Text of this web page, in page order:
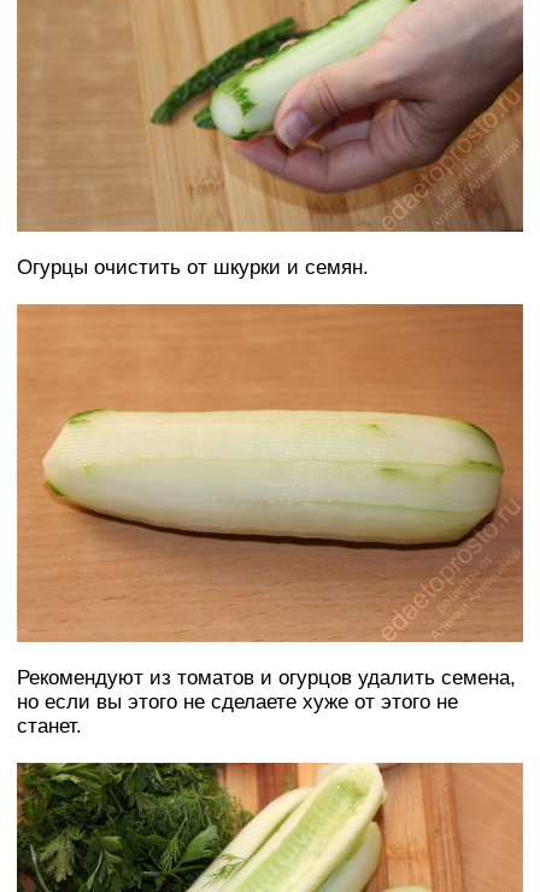
Огурцы очистить от шкурки и семян.
Рекомендуют из томатов и огурцов удалить семена,
но если вы этого не сделаете хуже от этого не
станет.